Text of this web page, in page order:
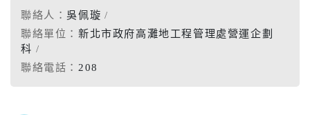
聯絡人：吳佩璇
聯絡單位： 新北市政府高灘地工程管理處營運企劃
科
聯絡電話： 208